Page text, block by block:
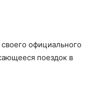
официального
поездок в